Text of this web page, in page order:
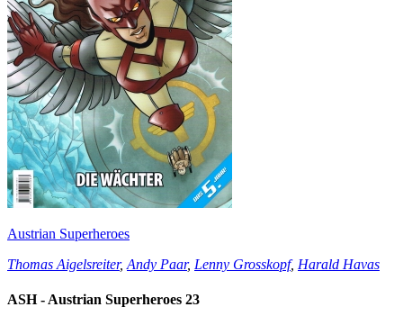
Austrian Superheroes
Thomas Aigelsreiter, Andy Paar, Lenny Grosskopf, Harald Havas
ASH - Austrian Superheroes 23